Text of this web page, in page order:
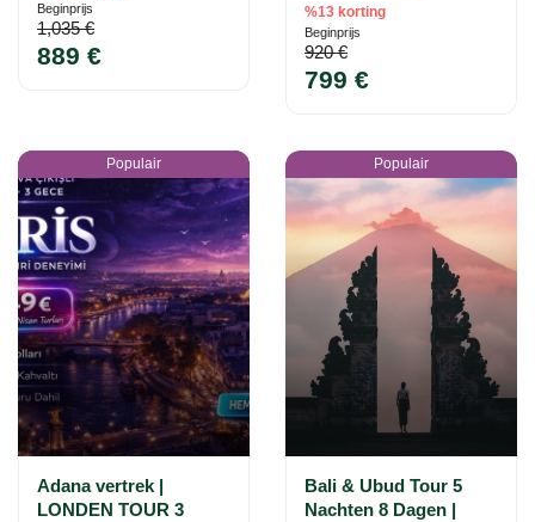
Beginprijs
1,035 €
889 €
%13 korting
Beginprijs
920 €
799 €
Populair
Adana vertrek |
LONDEN TOUR 3
Populair
Bali & Ubud Tour 5
Nachten 8 Dagen |